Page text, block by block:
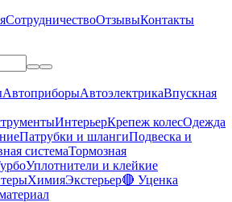
СотрудничествоОтзывыКонтакты
АвтоприборыАвтоэлектрикаВпускная
ИнтерьерКрепеж колесОдежда
Патрубки и шлангиПодвеска и
системаТормозная
Уплотнители и клейкие
ХимияЭкстерьер🔴 Уценка